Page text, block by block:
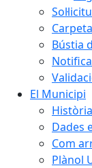
Bústia
El Municipi
Història
Dades
Com
Plànol